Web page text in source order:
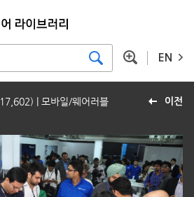
EN
이전
17,602) | 모바일/웨어러블